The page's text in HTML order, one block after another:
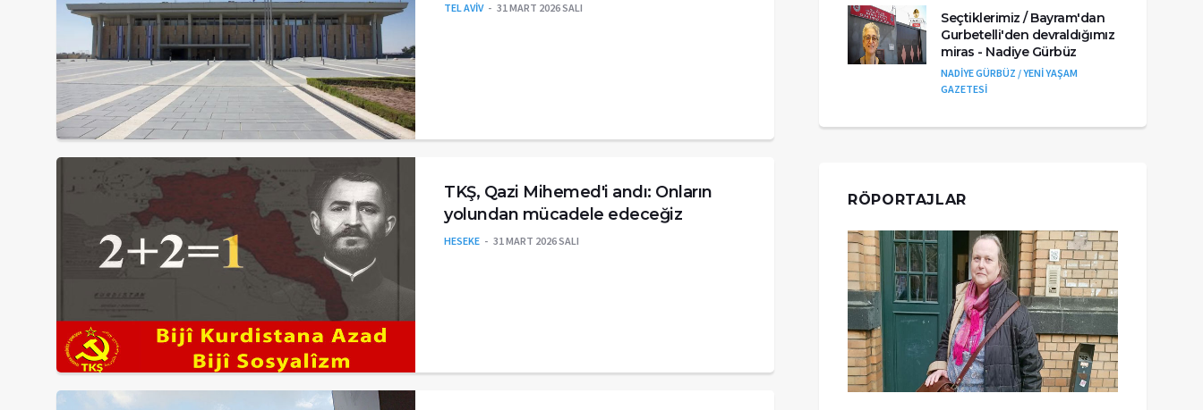
TEL AVİV 31 MART 2026 SALI
TKŞ, Qazi Mihemed'i andı: Onların
yolundan mücadele edeceğiz
HESEKE 31 MART 2026 SALI
Seçtiklerimiz / Bayram'dan
Gurbetelli'den devraldığımız
miras - Nadiye Gürbüz
NADİYE GÜRBÜZ / YENİ YAŞAM
GAZETESİ
RÖPORTAJLAR